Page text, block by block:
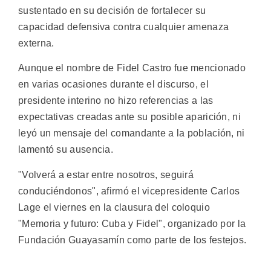
sustentado en su decisión de fortalecer su
capacidad defensiva contra cualquier amenaza
externa.
Aunque el nombre de Fidel Castro fue mencionado
en varias ocasiones durante el discurso, el
presidente interino no hizo referencias a las
expectativas creadas ante su posible aparición, ni
leyó un mensaje del comandante a la población, ni
lamentó su ausencia.
"Volverá a estar entre nosotros, seguirá
conduciéndonos", afirmó el vicepresidente Carlos
Lage el viernes en la clausura del coloquio
"Memoria y futuro: Cuba y Fidel", organizado por la
Fundación Guayasamín como parte de los festejos.